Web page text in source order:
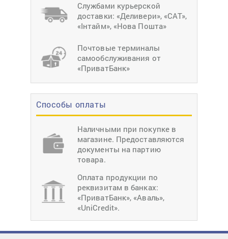
Службами курьерской
доставки: «Деливери», «САТ»,
«Інтайм», «Нова Пошта»
Почтовые терминалы
самообслуживания от
«ПриватБанк»
Способы оплаты
Наличными при покупке в
магазине. Предоставляются
документы на партию
товара.
Оплата продукции по
реквизитам в банках:
«ПриватБанк», «Аваль»,
«UniCredit».